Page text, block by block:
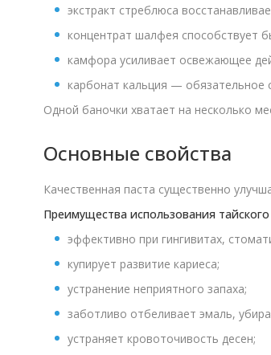
экстракт стреблюса
концентрат шалфея способствует
камфора усиливает освежающее
карбонат кальция — обязательное
Одной баночки хватает на несколько
Основные свойства
Качественная паста существенно
Преимущества использования тайского
эффективно при гингивитах,
купирует развитие кариеса;
устранение неприятного запаха;
заботливо отбеливает эмаль,
устраняет кровоточивость десен;